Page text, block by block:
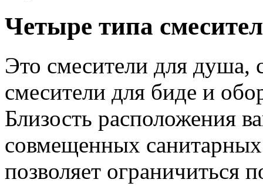
Четыре типа
Это смесители для душа,
смесители для биде и
Близость расположения
совмещенных
позволяет ограничиться